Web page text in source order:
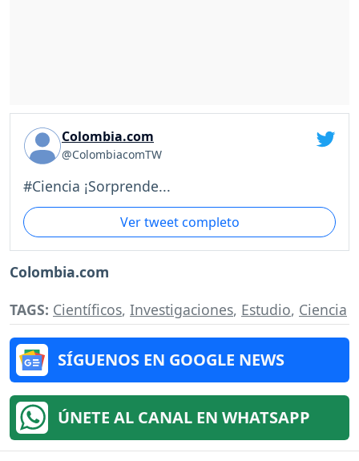
Colombia.com
@ColombiacomTW
#Ciencia ¡Sorprende...
Ver tweet completo
Colombia.com
TAGS: Científicos, Investigaciones, Estudio, Ciencia
SÍGUENOS EN GOOGLE NEWS
ÚNETE AL CANAL EN WHATSAPP